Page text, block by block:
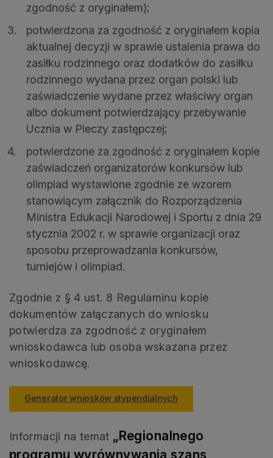
zgodność z oryginałem);
potwierdzona za zgodność z oryginałem kopia
aktualnej decyzji w sprawie ustalenia prawa do
zasiłku rodzinnego oraz dodatków do zasiłku
rodzinnego wydana przez organ polski lub
zaświadczenie wydane przez właściwy organ
albo dokument potwierdzający przebywanie
Ucznia w Pieczy zastępczej;
potwierdzone za zgodność z oryginałem kopie
zaświadczeń organizatorów konkursów lub
olimpiad wystawione zgodnie ze wzorem
stanowiącym załącznik do Rozporządzenia
Ministra Edukacji Narodowej i Sportu z dnia 29
stycznia 2002 r. w sprawie organizacji oraz
sposobu przeprowadzania konkursów,
turniejów i olimpiad.
Zgodnie z § 4 ust. 8 Regulaminu kopie
dokumentów załączanych do wniosku
potwierdza za zgodność z oryginałem
wnioskodawca lub osoba wskazana przez
wnioskodawcę.
Generator wniosków stypendialnych
Informacji na temat „Regionalnego
programu wyrównywania szans